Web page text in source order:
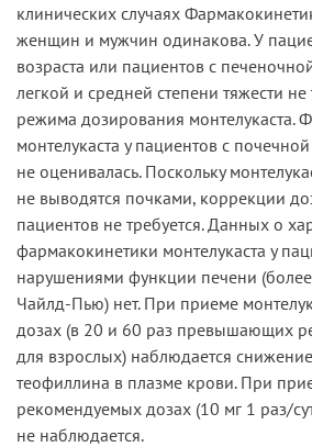
клинических случаях
женщин и мужчин одинакова. У
возраста или пациентов с
легкой и средней степени тяжести
режима дозирования монтелукаста.
монтелукаста у пациентов с
не оценивалась. Поскольку
не выводятся почками, коррекции
пациентов не требуется. Данных о
фармакокинетики монтелукаста у
нарушениями функции печени
Чайлд-Пью) нет. При приеме
дозах (в 20 и 60 раз превышающих
для взрослых) наблюдается
теофиллина в плазме крови. При
рекомендуемых дозах (10 мг 1 раз/
не наблюдается.